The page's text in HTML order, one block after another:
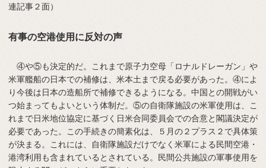
連記事２面）
有事の空港使用に反対の声
④や⑤も決定的だ。これまで原子力空母「ロナルドレーガン」や
米軍艦船の日本での補修は、米本土まで戻る必要があった。④によ
り今後は日本の造船所で補修できるようになる。中国との開戦がい
つ始まってもよいという体制だ。⑤の自衛隊施設の米軍使用は、こ
れまで日米地位協定に基づく日米合同委員会での合意と閣議決定が
必要であった。この手続きの簡素化は、５月の２プラス２で具体策
が決まる。これには、自衛隊施設だけでなく米軍による民間空港・
港湾利用も含まれているとされている。民間公共施設の軍事使用を